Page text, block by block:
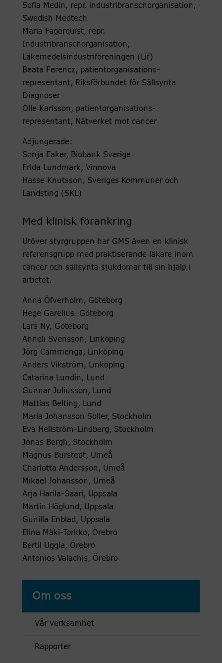
Sofia Medin, repr. industribranschorganisation,
Swedish Medtech
Maria Fagerquist, repr.
Industribranschorganisation,
Läkemedelsindustriföreningen (Lif)
Beata Ferencz, patientorganisations-
representant, Riksförbundet för Sällsynta
Diagnoser
Olle Karlsson, patientorganisations-
representant, Nätverket mot cancer
Adjungerade:
Sonja Eaker, Biobank Sverige
Frida Lundmark, Vinnova
Hasse Knutsson, Sveriges Kommuner och
Landsting (SKL)
Med klinisk förankring
Utöver styrgruppen har GMS även en klinisk
referensgrupp med praktiserande läkare inom
cancer och sällsynta sjukdomar till sin hjälp i
arbetet.
Anna Öfverholm, Göteborg
Hege Garelius. Göteborg
Lars Ny, Göteborg
Anneli Svensson, Linköping
Jörg Cammenga, Linköping
Anders Vikström, Linköping
Catarina Lundin, Lund
Gunnar Juliusson, Lund
Mattias Belting, Lund
Maria Johansson Soller, Stockholm
Eva Hellström-Lindberg, Stockholm
Jonas Bergh, Stockholm
Magnus Burstedt, Umeå
Charlotta Andersson, Umeå
Mikael Johansson, Umeå
Arja Harila-Saari, Uppsala
Martin Höglund, Uppsala
Gunilla Enblad, Uppsala
Elina Mäki-Torkko, Örebro
Bertil Uggla, Örebro
Antonios Valachis, Örebro
Om oss
Vår verksamhet
Rapporter